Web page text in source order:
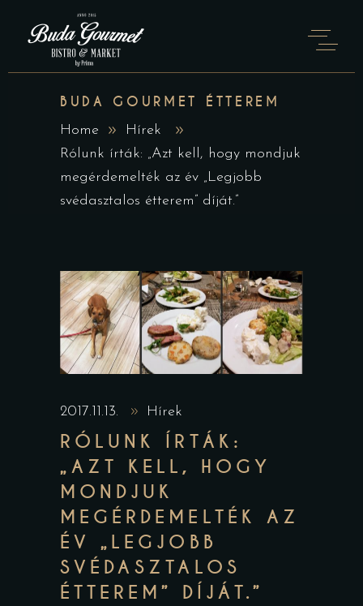
BUDA GOURMET ÉTTEREM
Home
Hírek
Rólunk írták: „Azt kell, hogy mondjuk
megérdemelték az év „Legjobb
svédasztalos étterem” díját.”
2017.11.13. Hírek
RÓLUNK ÍRTÁK:
„AZT KELL, HOGY
MONDJUK
MEGÉRDEMELTÉK AZ
ÉV „LEGJOBB
SVÉDASZTALOS
ÉTTEREM” DÍJÁT.”